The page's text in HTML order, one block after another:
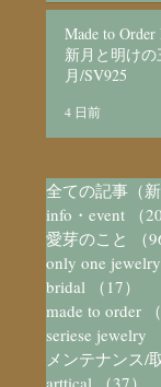
Made to Order
新月と明けの
月/SV925
4 日前
全ての記事（新
info・event
（
愛芽のこと
（
only one jewelry
bridal
（17）
made to order
seriese jewelry
メンテナンス/
arttical
（37）